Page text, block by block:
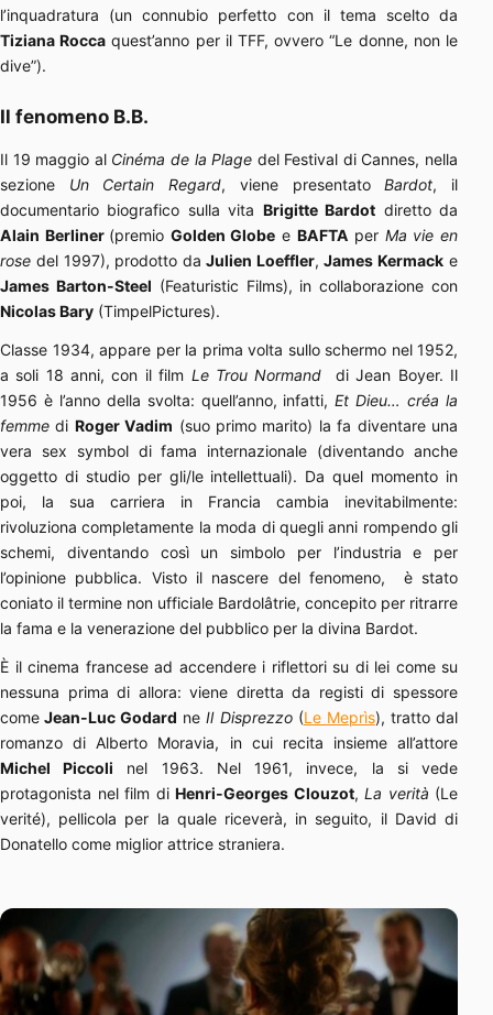
l’inquadratura (un connubio perfetto con il tema scelto da
Tiziana Rocca quest’anno per il TFF, ovvero “Le donne, non le
dive”).
Il fenomeno B.B.
Il 19 maggio al Cinéma de la Plage del Festival di Cannes, nella
sezione Un Certain Regard, viene presentatoBardot, il
documentario biografico sulla vita Brigitte Bardot diretto da
Alain Berliner (premio Golden Globe e BAFTA per Ma vie en
rose del 1997), prodotto da Julien Loeffler,James Kermack e
James Barton-Steel (Featuristic Films), in collaborazione con
Nicolas Bary (TimpelPictures).
Classe 1934, appare per la prima volta sullo schermo nel 1952,
a soli 18 anni, con il film Le Trou Normand
di Jean Boyer. Il
1956 è l’anno della svolta: quell’anno, infatti,Et Dieu… créa la
femme di Roger Vadim (suo primo marito) la fa diventare una
vera sex symbol di fama internazionale (diventando anche
oggetto di studio per gli/le intellettuali). Da quel momento in
poi, la sua carriera in Francia cambia inevitabilmente:
rivoluziona completamente la moda di quegli anni rompendo gli
schemi, diventando così un simbolo per l’industria e per
l’opinione pubblica. Visto il nascere del fenomeno, è stato
coniato il termine non ufficiale Bardolâtrie, concepito per ritrarre
la fama e la venerazione del pubblico per la divina Bardot.
È il cinema francese ad accendere i riflettori su di lei come su
nessuna prima di allora: viene diretta da registi di spessore
come Jean-Luc Godard neIl Disprezzo(Le Meprìs), tratto dal
romanzo di Alberto Moravia, in cui recita insieme all’attore
Michel Piccoli nel 1963. Nel 1961, invece, la si vede
protagonista nel film di Henri-Georges Clouzot, La verità (Le
verité), pellicola per la quale riceverà, in seguito, il David di
Donatello come miglior attrice straniera.